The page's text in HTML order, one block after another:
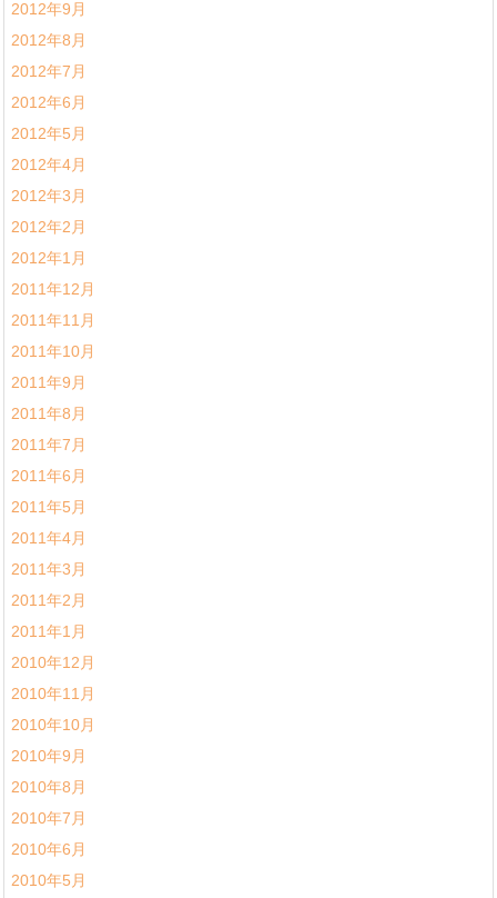
2012年9月
2012年8月
2012年7月
2012年6月
2012年5月
2012年4月
2012年3月
2012年2月
2012年1月
2011年12月
2011年11月
2011年10月
2011年9月
2011年8月
2011年7月
2011年6月
2011年5月
2011年4月
2011年3月
2011年2月
2011年1月
2010年12月
2010年11月
2010年10月
2010年9月
2010年8月
2010年7月
2010年6月
2010年5月